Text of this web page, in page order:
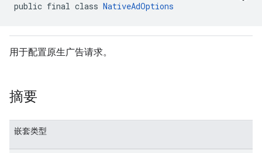
public final class NativeAdOptions
用于配置原生广告请求。
摘要
嵌套类型